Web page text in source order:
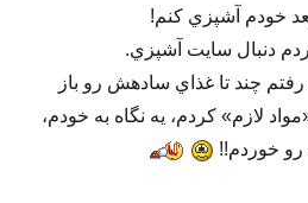
خودم آشپزي کنم!
دنبال سايت آشپزي.
چند تا غذاي ساده​ش رو باز
لازم» کردم، يه نگاه به خودم،
خوردم!!